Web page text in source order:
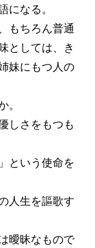
になる。
もちろん普通
としては、き
妹にもつ人の
。
しさをもつも
という使命を
人生を謳歌す
曖昧なもので